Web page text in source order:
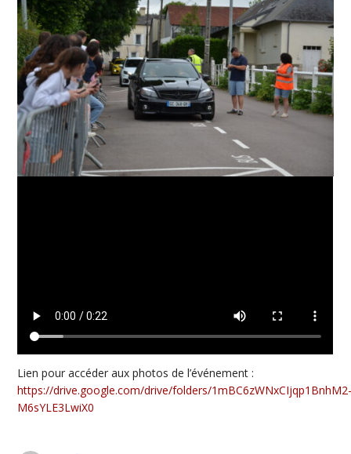
Lien pour accéder aux photos de l’événement :
https://drive.google.com/drive/folders/
M6sYLE3LwiX0